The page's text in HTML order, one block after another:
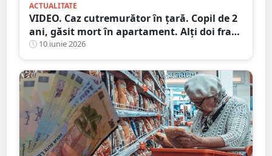
ACTUALITATE
VIDEO. Caz cutremurător în țară. Copil de 2
ani, găsit mort în apartament. Alţi doi fraţi
și mama, duşi la spital
10 iunie 2026